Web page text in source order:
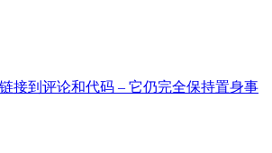
接到评论和代码 – 它仍完全保持置身事